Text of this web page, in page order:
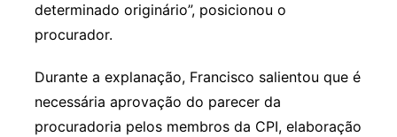
determinado originário”, posicionou o
procurador.
Durante a explanação, Francisco salientou que é
necessária aprovação do parecer da
procuradoria pelos membros da CPI, elaboração